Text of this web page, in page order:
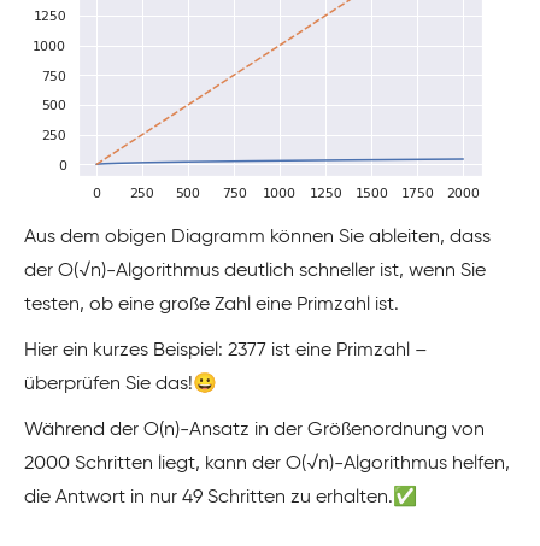
Aus dem obigen Diagramm können Sie ableiten, dass
der O(√n)-Algorithmus deutlich schneller ist, wenn Sie
testen, ob eine große Zahl eine Primzahl ist.
Hier ein kurzes Beispiel: 2377 ist eine Primzahl –
überprüfen Sie das!😀
Während der O(n)-Ansatz in der Größenordnung von
2000 Schritten liegt, kann der O(√n)-Algorithmus helfen,
die Antwort in nur 49 Schritten zu erhalten.✅